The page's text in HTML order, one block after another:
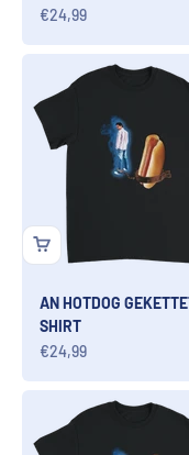
Angebot
€24,99
AN HOTDOG
SHIRT
Angebot
€24,99